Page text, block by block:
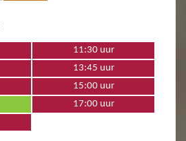
11:30 uur
13:45 uur
15:00 uur
17:00 uur